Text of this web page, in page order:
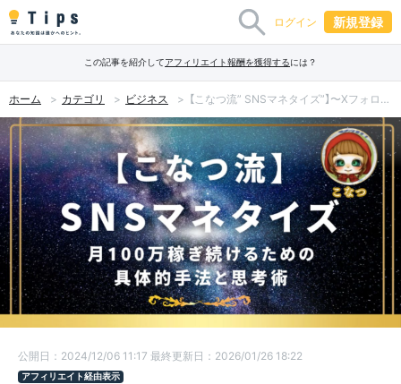
ログイン 新規登録
この記事を紹介してアフィリエイト報酬を獲得するには？
ホーム カテゴリ ビジネス 【こなつ流” SNSマネタイズ”】〜Xフォロワー０からファン化までの全て！月100万稼ぎ続けるための具体的戦略と思考術〜
公開日：2024/12/06 11:17 最終更新日：2026/01/26 18:22
アフィリエイト経由表示